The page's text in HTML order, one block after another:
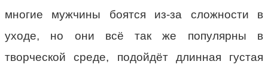
многие мужчины боятся из-за сложности в
уходе, но они всё так же популярны в
творческой среде, подойдёт длинная густая